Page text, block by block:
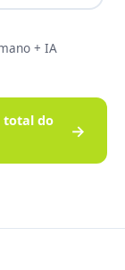
+ IA
total do
→